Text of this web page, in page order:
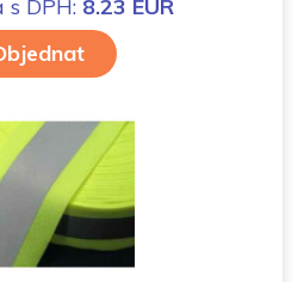
s DPH: 8.23 EUR